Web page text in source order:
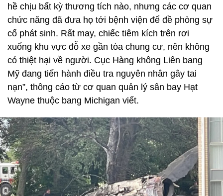
hề chịu bất kỳ thương tích nào, nhưng các cơ quan
chức năng đã đưa họ tới bệnh viện để đề phòng sự
cố phát sinh. Rất may, chiếc tiêm kích trên rơi
xuống khu vực đỗ xe gần tòa chung cư, nên không
có thiệt hại về người. Cục Hàng không Liên bang
Mỹ đang tiến hành điều tra nguyên nhân gây tai
nạn”, thông cáo từ cơ quan quản lý sân bay Hạt
Wayne thuộc bang Michigan viết.